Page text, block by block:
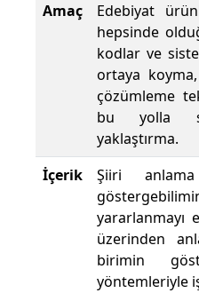
Amaç
Edebiyat
hepsinde
kodlar ve
ortaya
çözümleme
bu yolla
yaklaştırma.
İçerik
Şiiri
yararlanmayı
üzerinden
birimin
yöntemleriyle